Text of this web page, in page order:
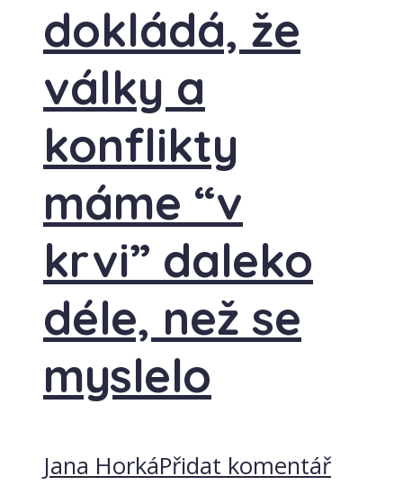
dokládá, že
války a
konflikty
máme “v
krvi” daleko
déle, než se
myslelo
Jana HorkáPřidat komentář